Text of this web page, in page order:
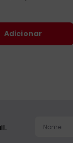
Adicionar